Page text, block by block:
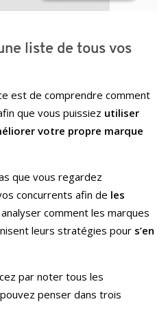
liste de tous vos
est de comprendre comment
que vous puissiez utiliser
votre propre marque
que vous regardez
concurrents afin de les
comment les marques
leurs stratégies pour s’en
par noter tous les
penser dans trois